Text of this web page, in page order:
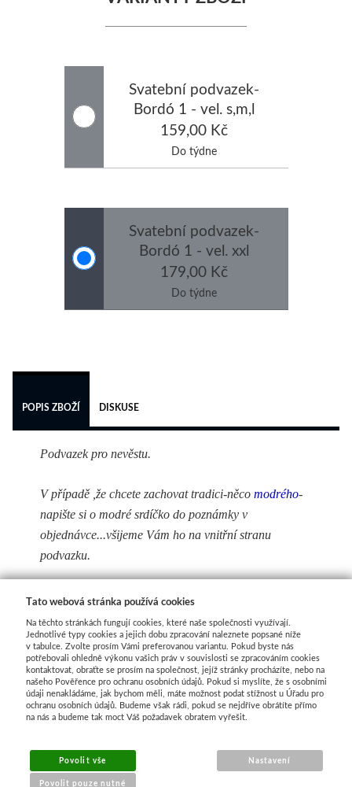
Svatební podvazek-
Bordó 1 - vel. s,m,l
159,00 Kč
Do týdne
Svatební podvazek-
Bordó 1 - vel. xxl
179,00 Kč
Do týdne
POPIS ZBOŽÍ DISKUSE
Podvazek pro nevěstu.
V případě ,že chcete zachovat tradici-něco modrého-
napište si o modré srdíčko do poznámky v
objednávce...všijeme Vám ho na vnitřní stranu
podvazku.
Obvod dle Vašeho rozměru,stačí změřit obvod
Rozměr zadejte do poznámky v objednávce.
Velikost XXL je při obvodu nad 56cm (příplatek
20,-).
Tato webová stránka používá cookies
Na těchto stránkách fungují cookies, které naše společnosti využívají.
Jednotlivé typy cookies a jejich dobu zpracování naleznete popsané níže
v tabulce. Zvolte prosím Vámi preferovanou variantu. Pokud byste nás
potřebovali ohledně výkonu vašich práv v souvislosti se zpracováním cookies
kontaktovat, obraťte se prosím na společnost, jejíž stránky procházíte, nebo na
našeho Pověřence pro ochranu osobních údajů. Pokud si myslíte, že s osobními
údaji nenakládáme, jak bychom měli, máte možnost podat stížnost u Úřadu pro
ochranu osobních údajů. Budeme však rádi, pokud se nejdříve obrátíte přímo
na nás a budeme tak moct Váš požadavek obratem vyřešit.
Povolit vše
Povolit pouze nutné
Nastavení